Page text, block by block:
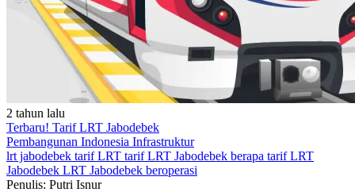
2 tahun lalu
Terbaru! Tarif LRT Jabodebek
Pembangunan Indonesia Infrastruktur
lrt jabodebek tarif LRT tarif LRT Jabodebek berapa tarif LRT
Jabodebek LRT Jabodebek beroperasi
Penulis: Putri Isnur